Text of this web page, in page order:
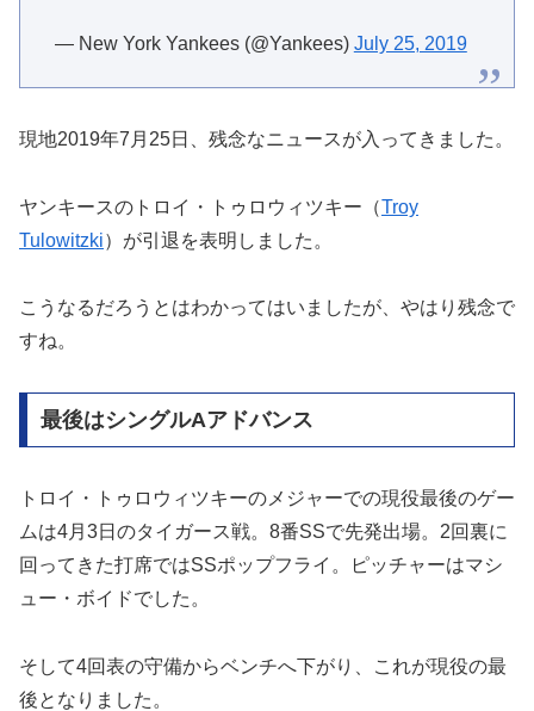
— New York Yankees (@Yankees) July 25, 2019
現地2019年7月25日、残念なニュースが入ってきました。
ヤンキースのトロイ・トゥロウィツキー（Troy
Tulowitzki）が引退を表明しました。
こうなるだろうとはわかってはいましたが、やはり残念で
すね。
最後はシングルAアドバンス
トロイ・トゥロウィツキーのメジャーでの現役最後のゲー
ムは4月3日のタイガース戦。8番SSで先発出場。2回裏に
回ってきた打席ではSSポップフライ。ピッチャーはマシ
ュー・ボイドでした。
そして4回表の守備からベンチへ下がり、これが現役の最
後となりました。